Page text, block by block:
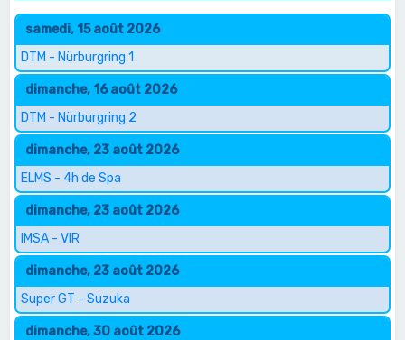
samedi, 15 août 2026
DTM - Nürburgring 1
dimanche, 16 août 2026
DTM - Nürburgring 2
dimanche, 23 août 2026
ELMS - 4h de Spa
dimanche, 23 août 2026
IMSA - VIR
dimanche, 23 août 2026
Super GT - Suzuka
dimanche, 30 août 2026